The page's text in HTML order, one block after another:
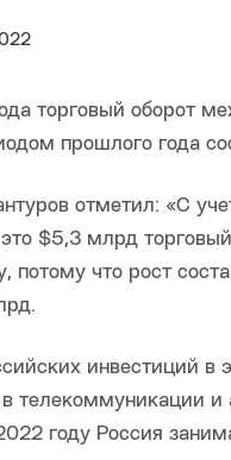
торговый оборот
прошлого года
отметил: «С
$5,3 млрд
что рост
инвестиций в
телекоммуникации и
году Россия